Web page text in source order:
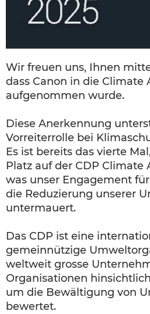
Wir freuen uns, Ihnen
dass Canon in die Climate
aufgenommen wurde.
Diese Anerkennung
Vorreiterrolle bei
Es ist bereits das vierte
Platz auf der CDP Climate
was unser Engagement
die Reduzierung unserer
untermauert.
Das CDP ist eine
gemeinnützige
weltweit grosse
Organisationen
um die Bewältigung von
bewertet.